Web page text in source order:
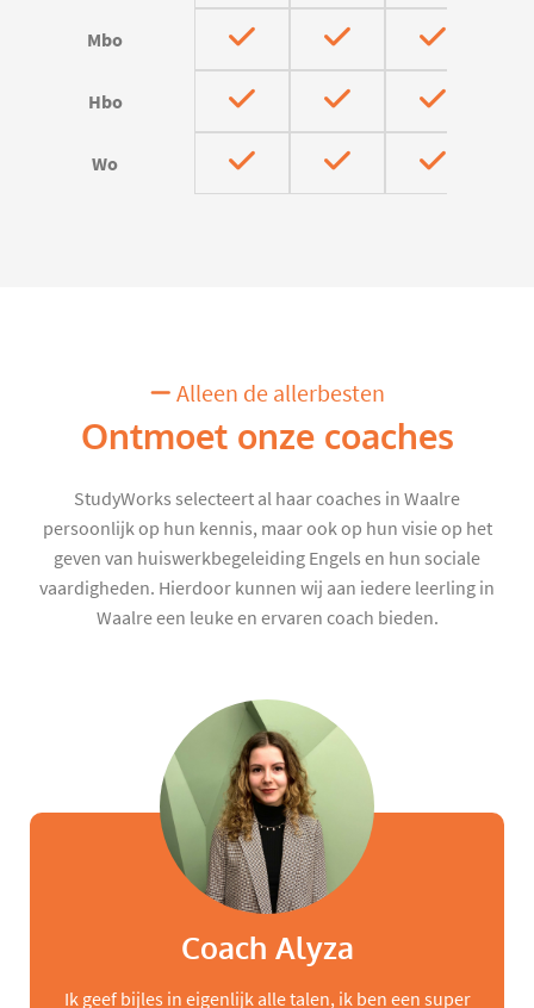
Mbo
Hbo
Wo
Alleen de allerbesten
Ontmoet onze coaches
StudyWorks selecteert al haar coaches in Waalre
persoonlijk op hun kennis, maar ook op hun visie op het
geven van huiswerkbegeleiding Engels en hun sociale
vaardigheden. Hierdoor kunnen wij aan iedere leerling in
Waalre een leuke en ervaren coach bieden.
Coach Alyza
Ik geef bijles in eigenlijk alle talen, ik ben een super